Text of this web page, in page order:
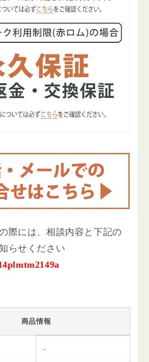
際には、相談内容と下記の
らせください
商品情報
-